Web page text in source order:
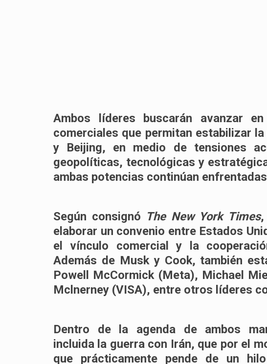
Ambos líderes buscarán avanzar
comerciales que permitan estabilizar
y Beijing, en medio de tensiones
geopolíticas, tecnológicas y
ambas potencias continúan
Según consignó The New York Times,
elaborar un convenio entre Estados
el vínculo comercial y la
Además de Musk y Cook, también
Powell McCormick (Meta), Michael
Mclnerney (VISA), entre otros líderes
Dentro de la agenda de ambos
incluida la guerra con Irán, que por el
que prácticamente pende de un